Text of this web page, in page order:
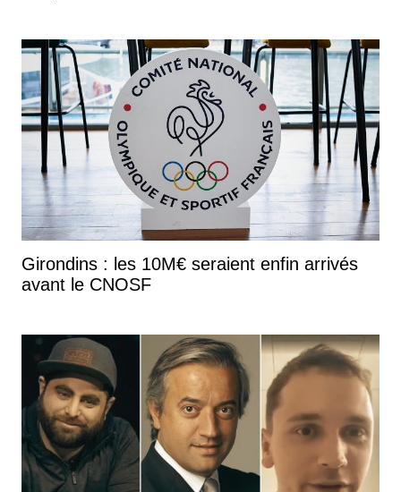
Girondins : les 10M€ seraient enfin arrivés
avant le CNOSF